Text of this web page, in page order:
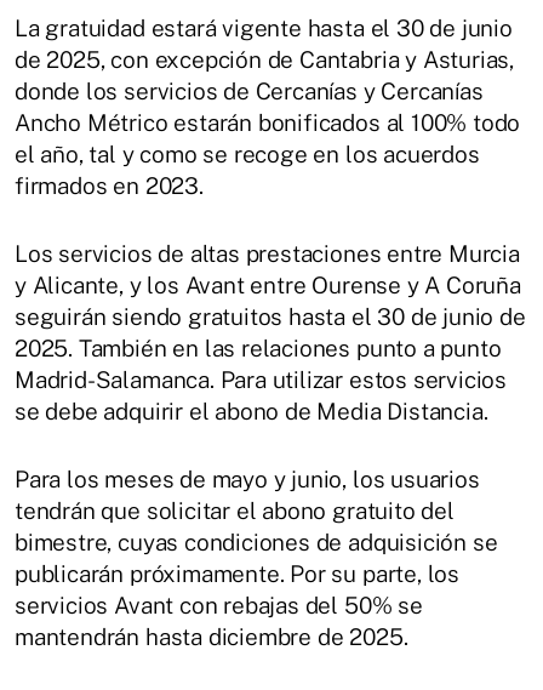
La gratuidad estará vigente hasta el 30 de junio
de 2025, con excepción de Cantabria y Asturias,
donde los servicios de Cercanías y Cercanías
Ancho Métrico estarán bonificados al 100% todo
el año, tal y como se recoge en los acuerdos
firmados en 2023.
Los servicios de altas prestaciones entre Murcia
y Alicante, y los Avant entre Ourense y A Coruña
seguirán siendo gratuitos hasta el 30 de junio de
2025. También en las relaciones punto a punto
Madrid-Salamanca. Para utilizar estos servicios
se debe adquirir el abono de Media Distancia.
Para los meses de mayo y junio, los usuarios
tendrán que solicitar el abono gratuito del
bimestre, cuyas condiciones de adquisición se
publicarán próximamente. Por su parte, los
servicios Avant con rebajas del 50% se
mantendrán hasta diciembre de 2025.